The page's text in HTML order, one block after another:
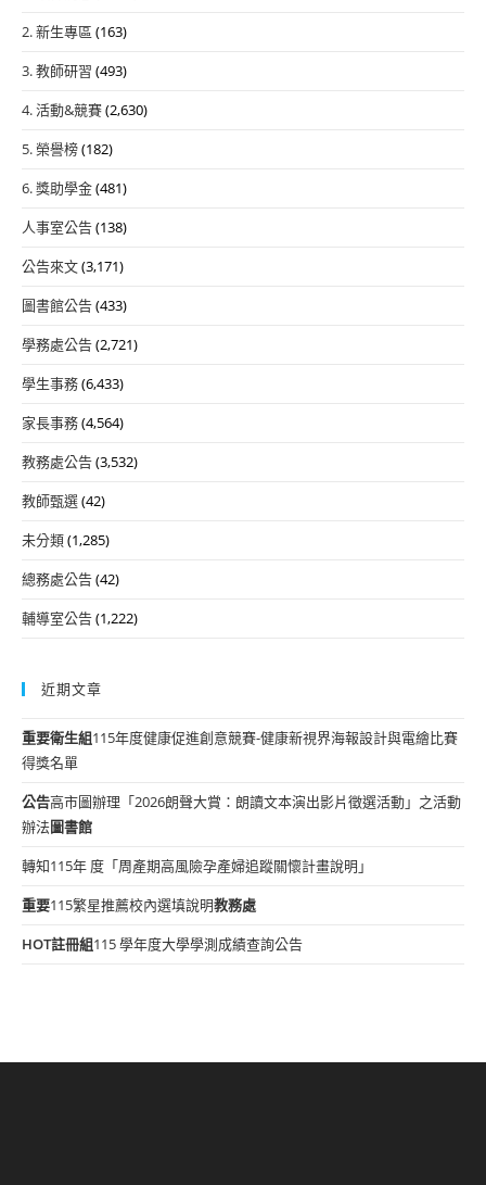
2. 新生專區 (163)
3. 教師研習 (493)
4. 活動&競賽(2,630)
5. 榮譽榜(182)
6. 獎助學金(481)
人事室公告(138)
公告來文(3,171)
圖書館公告(433)
學務處公告(2,721)
學生事務(6,433)
家長事務(4,564)
教務處公告(3,532)
教師甄選(42)
未分類(1,285)
總務處公告(42)
輔導室公告(1,222)
近期文章
重要衛生組115年度健康促進創意競賽-健康新視界海報設計與電繪比賽
得獎名單
公告高市圖辦理「2026朗聲大賞：朗讀文本演出影片徵選活動」之活動
辦法圖書館
轉知115年 度「周產期高風險孕產婦追蹤關懷計畫說明」
重要115繁星推薦校內選填說明教務處
HOT註冊組115 學年度大學學測成績查詢公告